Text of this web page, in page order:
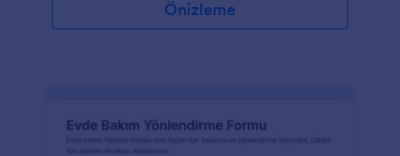
Önizleme